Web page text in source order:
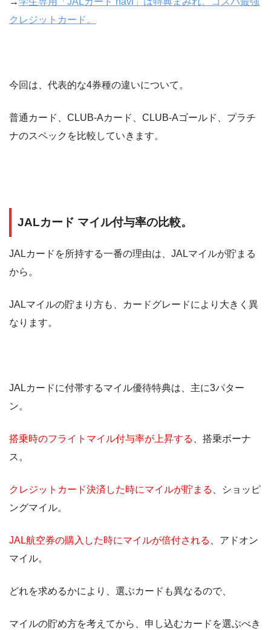
クレジットカード。
今回は、代表的な4券種の違いについて。
普通カード、CLUB-Aカード、CLUB-Aゴールド、プラチ
ナのスペックを比較していきます。
JALカード マイル付与率の比較。
JALカードを所持する一番の理由は、JALマイルが貯まる
から。
JALマイルの貯まり方も、カードグレードにより大きく異
なります。
JALカードに付帯するマイル優待特典は、主に3パター
ン。
搭乗時のフライトマイル付与率が上昇する
、搭乗ボーナ
ス。
クレジットカード決済した時にマイルが貯まる
、ショッピ
ングマイル。
JAL航空券の購入した時にマイルが倍付される
、アドオン
マイル。
どれを求めるかにより、選ぶカードも異なるので、
マイルの貯め方を考えてから、申し込むカードを選ぶべき